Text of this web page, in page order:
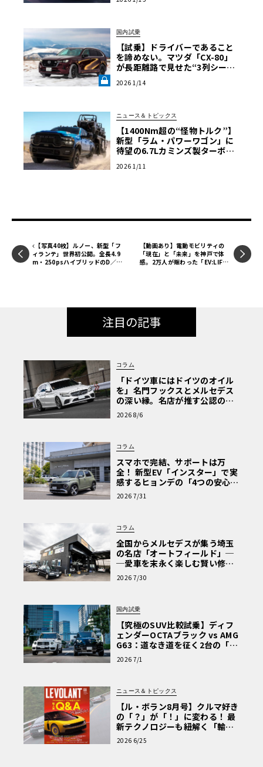
国内試乗
【試乗】ドライバーであること
を諦めない。マツダ「CX-80」
が長距離路で見せた“3列シート
E VOLANT LAB》
2026 1/14
ニュース＆トピックス
【1400Nm超の“怪物トルク”】
新型「ラム・パワーワゴン」に
待望の6.7Lカミンズ製ターボデ
2026 1/11
【写真40枚】ルノー、新型「フ
ィランテ」世界初公開。全長4.9
m・250psハイブリッドのD／E
【動画あり】電動モビリティの
「現在」と「未来」を神戸で体
感。2万人が賑わった「EV:LIFE
注目の記事
コラム
「ドイツ車にはドイツのオイル
を」名門フックスとメルセデス
の深い縁。名店が推す公認の安
心と、Cクラスで味わうシルキー
な走り〈PR〉
2026 8/6
コラム
スマホで完結、サポートは万
全！ 新型EV「インスター」で実
感するヒョンデの「4つの安心」
【第1回・ヒョンデ6つの疑問：
Why? Hyundai?】〈PR〉
2026 7/31
コラム
全国からメルセデスが集う埼玉
の名店「オートフィールド」─
─愛車を末永く楽しむ賢い修理
術と、プロがフックス製オイル
を選ぶ理由〈PR〉
2026 7/30
国内試乗
【究極のSUV比較試乗】ディフ
ェンダーOCTAブラック vs AMG
G63：道なき道を征く2台の「対
極的アプローチ」
2026 7/1
ニュース＆トピックス
【ル・ボラン8月号】クルマ好き
の「？」が「！」に変わる！ 最
新テクノロジーも紐解く「輸入
車Q&A」
2026 6/25